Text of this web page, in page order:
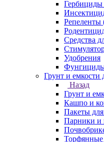
Гербициды
Репеленты
Средства
Удобрения
Фунгициды
Грунт и емкости
Назад
Грунт и
Кашпо и
Пакеты
Парники и
Торфянные